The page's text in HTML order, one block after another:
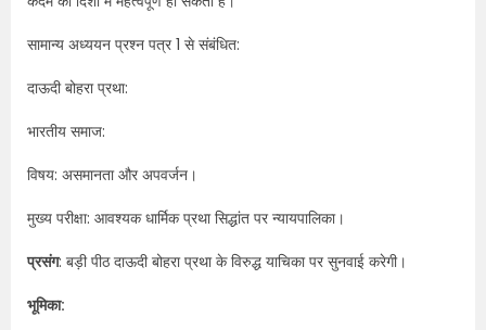
सामान्य अध्ययन प्रश्न पत्र 1 से संबंधित:
दाऊदी बोहरा प्रथा:
भारतीय समाज:
विषय: असमानता और अपवर्जन।
मुख्य परीक्षा: आवश्यक धार्मिक प्रथा सिद्धांत पर न्यायपालिका।
प्रसंग: बड़ी पीठ दाऊदी बोहरा प्रथा के विरुद्ध याचिका पर सुनवाई करेगी।
भूमिका: